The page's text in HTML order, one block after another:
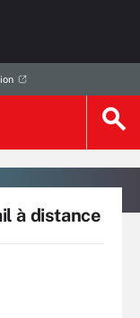
à distance